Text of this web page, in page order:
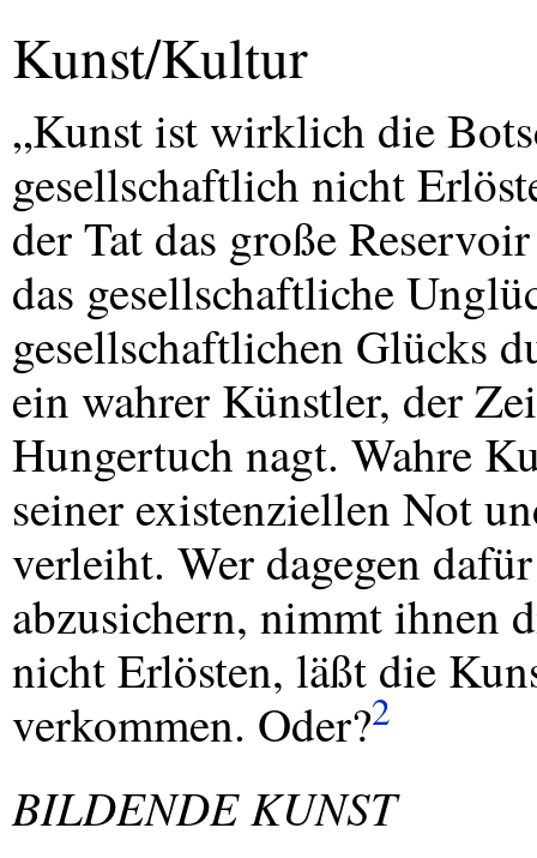
Kunst/Kultur
„Kunst ist wirklich die
gesellschaftlich nicht
der Tat das große
das gesellschaftliche
gesellschaftlichen Glücks
ein wahrer Künstler, der
Hungertuch nagt. Wahre
seiner existenziellen Not
verleiht. Wer dagegen
abzusichern, nimmt ihnen
nicht Erlösten, läßt die
verkommen. Oder?2
BILDENDEKUNST